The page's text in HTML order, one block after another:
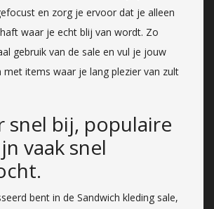
en zorg je ervoor dat je alleen
waar je echt blij van wordt. Zo
gebruik van de sale en vul je jouw
met items waar je lang plezier van zult
snel bij, populaire
vaak snel
bent in de Sandwich kleding sale,